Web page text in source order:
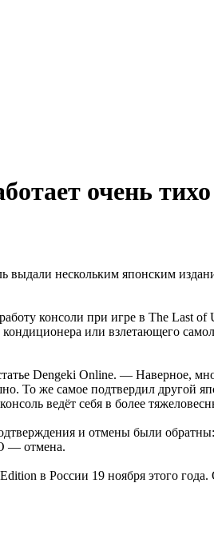
очень тихо
выдали нескольким японским
консоли при игре в The Last
или взлетающего
Dengeki Online. — Наверное,
То же самое подтвердил другой
ведёт себя в более
и отмены были
— отмена.
в России 19 ноября этого